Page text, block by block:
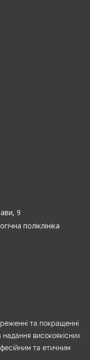
9
поліклініка
та покращенні
надання високоякісних
та етичним